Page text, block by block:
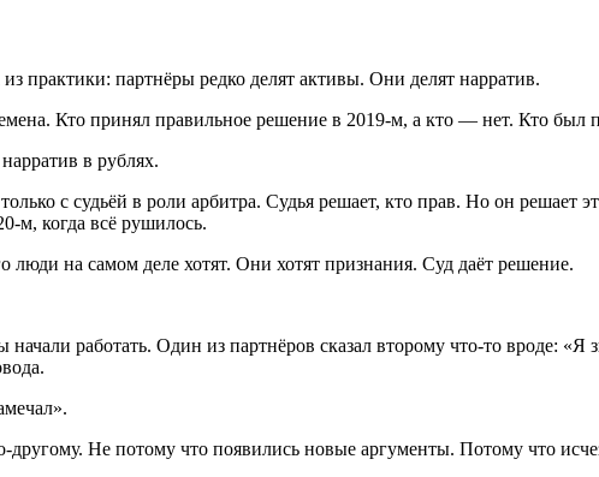
практики: партнёры редко делят активы. Они делят нарратив.
Кто принял правильное решение в 2019-м, а кто — нет. Кто был
в рублях.
с судьёй в роли арбитра. Судья решает, кто прав. Но он решает
м, когда всё рушилось.
люди на самом деле хотят. Они хотят признания. Суд даёт решение.
работать. Один из партнёров сказал второму что-то вроде:
Не потому что появились новые аргументы. Потому что